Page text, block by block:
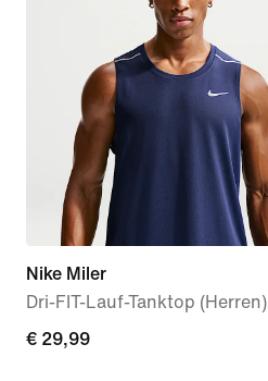
Nike Miler
Dri-FIT-Lauf-Tanktop (Herren)
€ 29,99
€ 29,99